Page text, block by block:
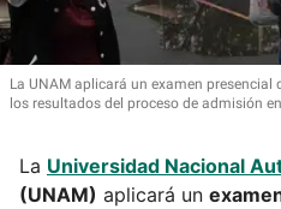
La UNAM aplicará un examen
los resultados del proceso de admisión
La Universidad Nacional
(UNAM) aplicará un